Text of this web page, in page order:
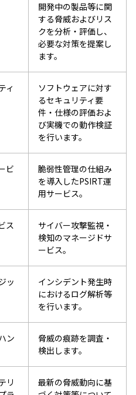
開発中の製品等に関
する脅威およびリス
クを分析・評価し、
必要な対策を提案し
ます。
ィ
ソフトウェアに対す
るセキュリティ要
件・仕様の評価およ
び実機での動作検証
を行います。
ビ
脆弱性管理の仕組み
を導入したPSIRT運
用サービス。
ス
サイバー攻撃監視・
検知のマネージドサ
ービス。
ッ
インシデント発生時
におけるログ解析等
を行います。
ン
脅威の痕跡を調査・
検出します。
リ
最新の脅威動向に基